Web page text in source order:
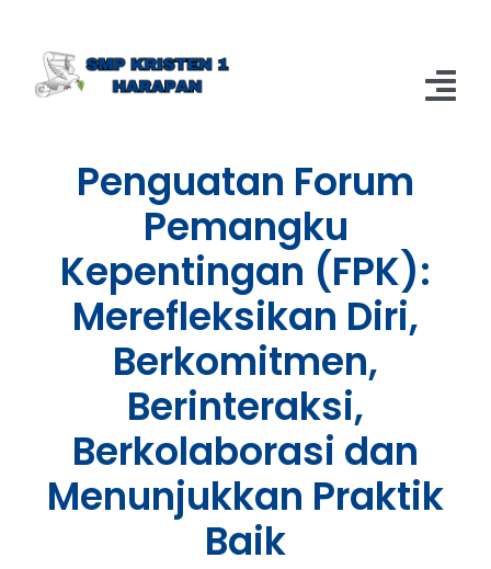
content
About
Penguatan Forum
Pemangku
Kepentingan (FPK):
Merefleksikan Diri,
Berkomitmen,
Berinteraksi,
Berkolaborasi dan
Menunjukkan Praktik
Baik